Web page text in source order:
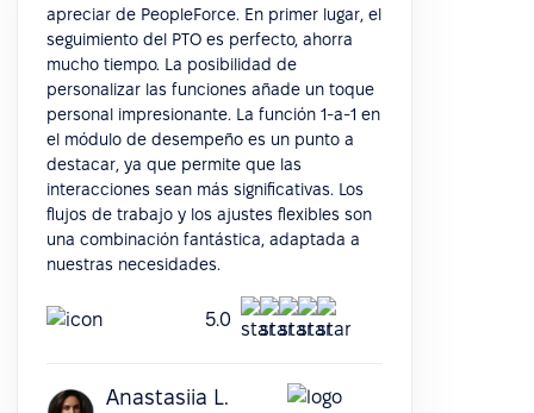
apreciar de PeopleForce. En primer lugar, el
seguimiento del PTO es perfecto, ahorra
mucho tiempo. La posibilidad de
personalizar las funciones añade un toque
personal impresionante. La función 1-a-1 en
el módulo de desempeño es un punto a
destacar, ya que permite que las
interacciones sean más significativas. Los
flujos de trabajo y los ajustes flexibles son
una combinación fantástica, adaptada a
nuestras necesidades.
5.0
Anastasiia L.